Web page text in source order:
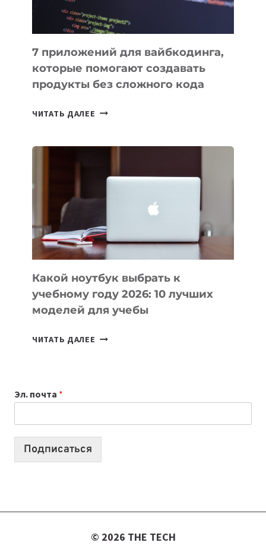
7 приложений для вайбкодинга,
которые помогают создавать
продукты без сложного кода
ЧИТАТЬ ДАЛЕЕ 7
ПОМОГАЮТ
СОЗДАВАТЬ
БЕЗ
СЛОЖНОГО
КОДА
Какой ноутбук выбрать к
учебному году 2026: 10 лучших
моделей для учебы
ЧИТАТЬ ДАЛЕЕ КАКОЙ
2026:
10
Эл. почта *
Подписаться
© 2026 THE TECH